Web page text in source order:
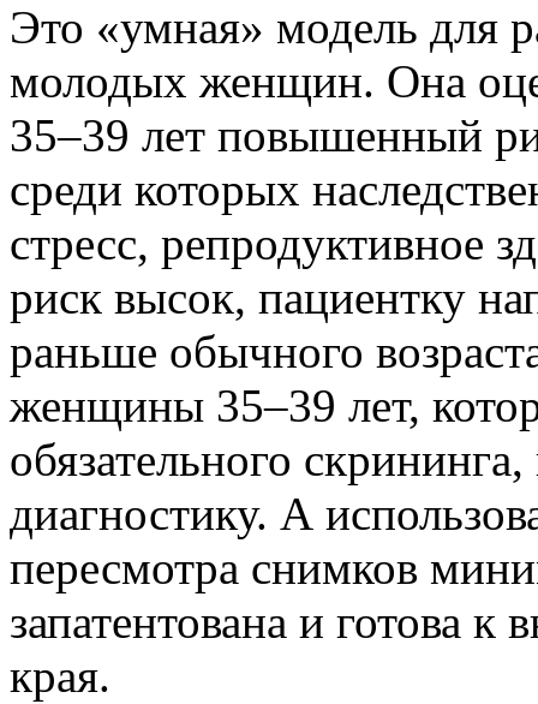
Это «умная» модель для
молодых женщин. Она
35–39 лет повышенный
среди которых
стресс, репродуктивное
риск высок, пациентку
раньше обычного
женщины 35–39 лет,
обязательного
диагностику. А
пересмотра снимков
запатентована и готова
края.